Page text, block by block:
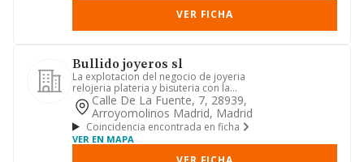
VER FICHA
Bullido joyeros sl
La explotacion del negocio de joyeria
relojeria plateria y bisuteria con la
venta al por menor de d...
Calle De La Fuente, 7, 28939,
Arroyomolinos Madrid, Madrid
Coincidencia encontrada en ficha
VER EN MAPA